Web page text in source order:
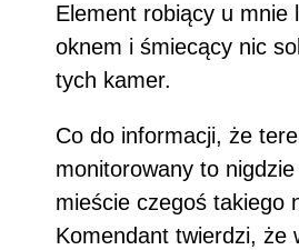
Element robiący u mnie
oknem i śmiecący nic
tych kamer.
Co do informacji, że
monitorowany to
mieście czegoś takiego
Komendant twierdzi, że